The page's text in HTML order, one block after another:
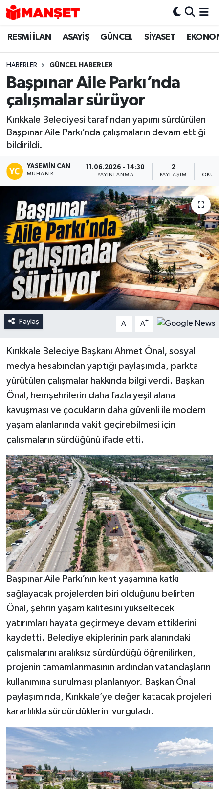
RESMİ İLAN ASAYİŞ GÜNCEL SİYASET
HABERLER GÜNCEL HABERLER
Başpınar Aile Parkı’nda
çalışmalar sürüyor
Kırıkkale Belediyesi tarafından yapımı sürdürülen
Başpınar Aile Parkı’nda çalışmaların devam ettiği
bildirildi.
YASEMIN CAN
MUHABIR
11.06.2026 - 14:30
YAYINLANMA
2
PAYLAŞIM
Paylaş A- A+
Kırıkkale Belediye Başkanı Ahmet Önal, sosyal
medya hesabından yaptığı paylaşımda, parkta
yürütülen çalışmalar hakkında bilgi verdi. Başkan
Önal, hemşehrilerin daha fazla yeşil alana
kavuşması ve çocukların daha güvenli ile modern
yaşam alanlarında vakit geçirebilmesi için
çalışmaların sürdüğünü ifade etti.
Başpınar Aile Parkı’nın kent yaşamına katkı
sağlayacak projelerden biri olduğunu belirten
Önal, şehrin yaşam kalitesini yükseltecek
yatırımları hayata geçirmeye devam ettiklerini
kaydetti. Belediye ekiplerinin park alanındaki
çalışmalarını aralıksız sürdürdüğü öğrenilirken,
projenin tamamlanmasının ardından vatandaşların
kullanımına sunulması planlanıyor. Başkan Önal
paylaşımında, Kırıkkale’ye değer katacak projeleri
kararlılıkla sürdürdüklerini vurguladı.
Hava Durumu
Trafik Durumu
Süper Lig Puan Durumu ve Fikstür
Son Dakika Haberleri
Haber Arşivi